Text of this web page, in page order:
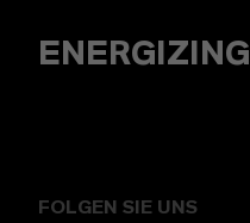
ENERGIZING
FOLGEN SIE UNS